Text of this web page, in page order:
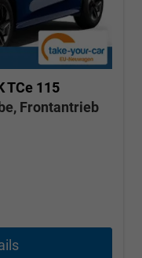
TCe 115
Frontantrieb